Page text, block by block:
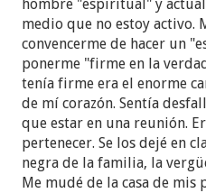
hombre "espiritual" y
medio que no estoy activo.
convencerme de hacer un
ponerme "firme en la
tenía firme era el enorme
de mí corazón. Sentía
que estar en una reunión.
pertenecer. Se los dejé en
negra de la familia, la
Me mudé de la casa de mis